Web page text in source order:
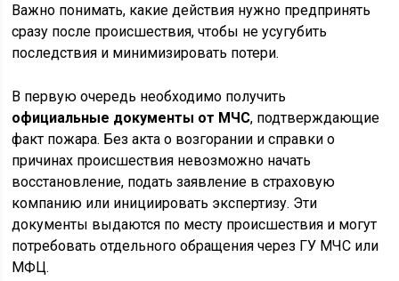
Важно понимать, какие действия нужно предпринять
сразу после происшествия, чтобы не усугубить
последствия и минимизировать потери.
В первую очередь необходимо получить
официальные документы от МЧС, подтверждающие
факт пожара. Без акта о возгорании и справки о
причинах происшествия невозможно начать
восстановление, подать заявление в страховую
компанию или инициировать экспертизу. Эти
документы выдаются по месту происшествия и могут
потребовать отдельного обращения через ГУ МЧС или
МФЦ.